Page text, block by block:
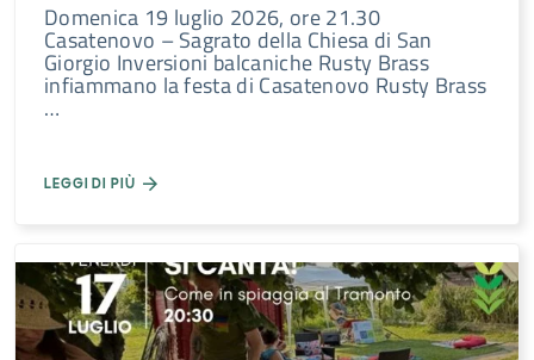
Domenica 19 luglio 2026, ore 21.30
Casatenovo – Sagrato della Chiesa di San
Giorgio Inversioni balcaniche Rusty Brass
infiammano la festa di Casatenovo Rusty Brass
…
LEGGI DI PIÙ